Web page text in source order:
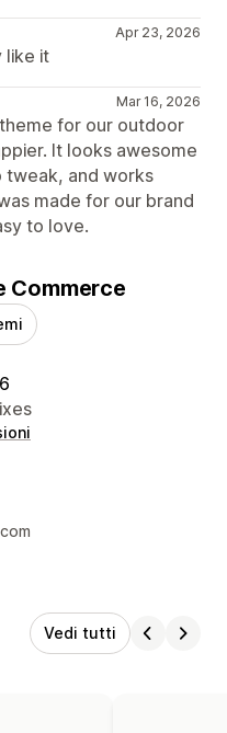
Apr 23, 2026
like it
Mar 16, 2026
theme for our outdoor
It looks awesome
tweak, and works
made for our brand
to love.
Commerce
Vedi tutti